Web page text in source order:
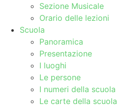
Sezione Musicale
Orario delle lezioni
Scuola
Panoramica
Presentazione
I luoghi
Le persone
I numeri della scuola
Le carte della scuola